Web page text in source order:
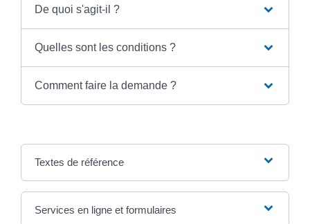
De quoi s'agit-il ?
Quelles sont les conditions ?
Comment faire la demande ?
Textes de référence
Services en ligne et formulaires